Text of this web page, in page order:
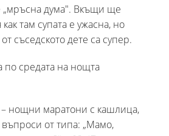
„мръсна дума". Вкъщи ще
там супата е ужасна, но
съседското дете са супер.
средата на нощта
– нощни маратони с кашлица,
от типа: „Мамо,